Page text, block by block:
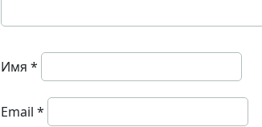
Имя *
Email *